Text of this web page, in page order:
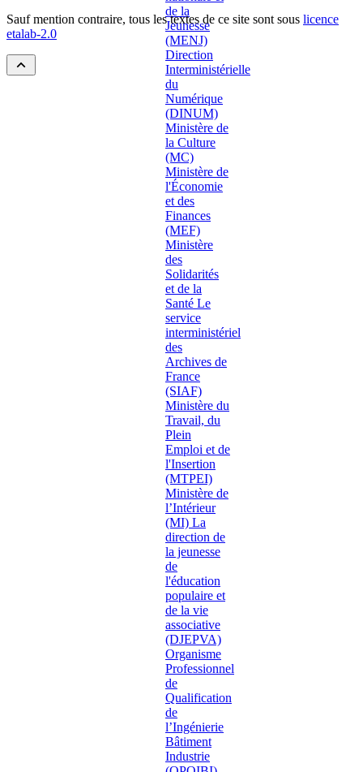
Sauf mention contraire, tous les textes de ce site sont sous licence
etalab-2.0